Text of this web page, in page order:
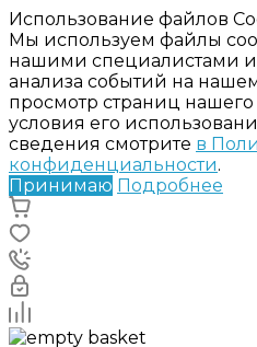
Использование файлов
Мы используем файлы
нашими специалистами
анализа событий на
просмотр страниц
условия его
сведения смотрите в
конфиденциальности.
Принимаю Подробнее